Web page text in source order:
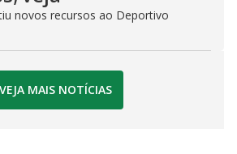
novos recursos ao Deportivo
VEJA MAIS NOTÍCIAS